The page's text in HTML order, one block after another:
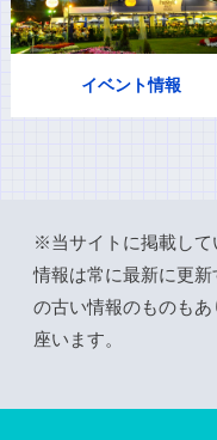
イベント情報
※当サイトに掲載して
情報は常に最新に更
の古い情報のものも
座います。